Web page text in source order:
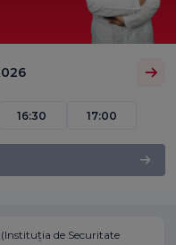
16:30 17:00
de Securitate